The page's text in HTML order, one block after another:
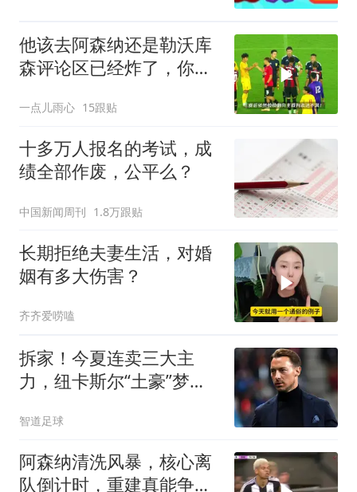
他该去阿森纳还是勒沃库
森评论区已经炸了，你来
一点儿雨心 15跟贴
十多万人报名的考试，成
绩全部作废，公平么？
中国新闻周刊 1.8万跟贴
长期拒绝夫妻生活，对婚
姻有多大伤害？
齐齐爱唠嗑
拆家！今夏连卖三大主
力，纽卡斯尔“土豪”梦碎
智道足球
阿森纳清洗风暴，核心离
队倒计时，重建真能争